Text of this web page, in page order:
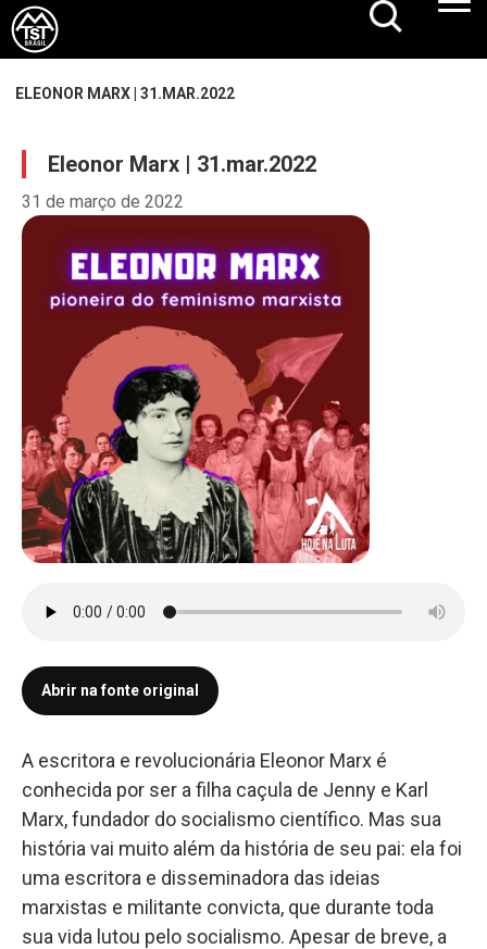
ELEONOR MARX | 31.MAR.2022
Eleonor Marx | 31.mar.2022
31 de março de 2022
Abrir na fonte original
A escritora e revolucionária Eleonor Marx é
conhecida por ser a filha caçula de Jenny e Karl
Marx, fundador do socialismo científico. Mas sua
história vai muito além da história de seu pai: ela foi
uma escritora e disseminadora das ideias
marxistas e militante convicta, que durante toda
sua vida lutou pelo socialismo. Apesar de breve, a